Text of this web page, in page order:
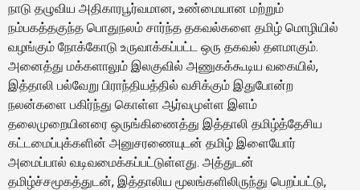
நாடு தழுவிய அதிகாரபூர்வமான, உண்மையான மற்றும்
நம்பகத்தகுந்த பொதுநலம் சார்ந்த தகவல்களை தமிழ் மொழியில்
வழங்கும் நோக்கோடு உருவாக்கப்பட்ட ஒரு தகவல் தளமாகும்.
அனைத்து மக்களாலும் இலகுவில் அணுகக்கூடிய வகையில்,
இத்தாலி பல்வேறு பிராந்தியத்தில் வசிக்கும் இதுபோன்ற
நலன்களை பகிர்ந்து கொள்ள ஆர்வமுள்ள இளம்
தலைமுறையினரை ஒருங்கிணைத்து இத்தாலி தமிழ்த்தேசிய
கட்டமைப்புக்களின் அனுசரணையுடன் தமிழ் இளையோர்
அமைப்பால் வடிவமைக்கப்பட்டுள்ளது. அத்துடன்
தமிழ்ச்சமூகத்துடன், இத்தாலிய மூலங்களிலிருந்து பெறப்பட்டு,